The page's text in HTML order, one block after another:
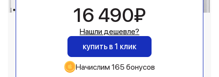
16 490₽
Нашли дешевле?
купить в 1 клик
Начислим 165 бонусов